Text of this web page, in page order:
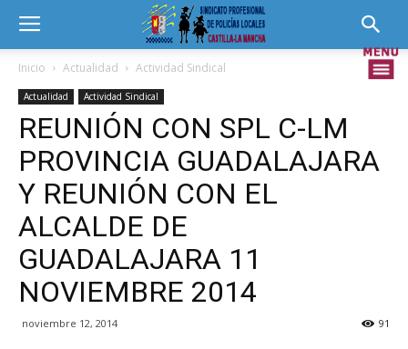
Inicio Actualidad Actividad Sindical
Actualidad Actividad Sindical
REUNIÓN CON SPL C-LM
PROVINCIA GUADALAJARA
Y REUNIÓN CON EL
ALCALDE DE
GUADALAJARA 11
NOVIEMBRE 2014
noviembre 12, 2014 91